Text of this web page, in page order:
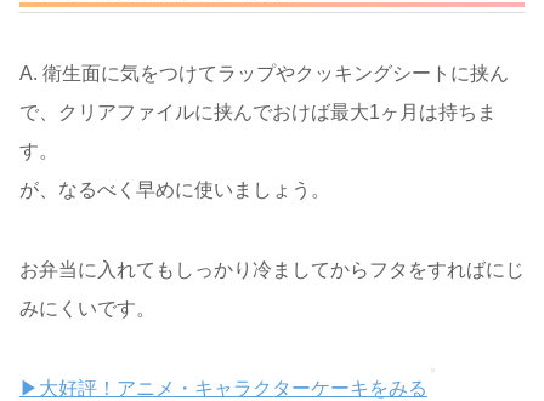
A. 衛生面に気をつけてラップやクッキングシートに挟ん
で、クリアファイルに挟んでおけば最大1ヶ月は持ちま
す。
が、なるべく早めに使いましょう。
お弁当に入れてもしっかり冷ましてからフタをすればにじ
みにくいです。
▶大好評！アニメ・キャラクターケーキをみる